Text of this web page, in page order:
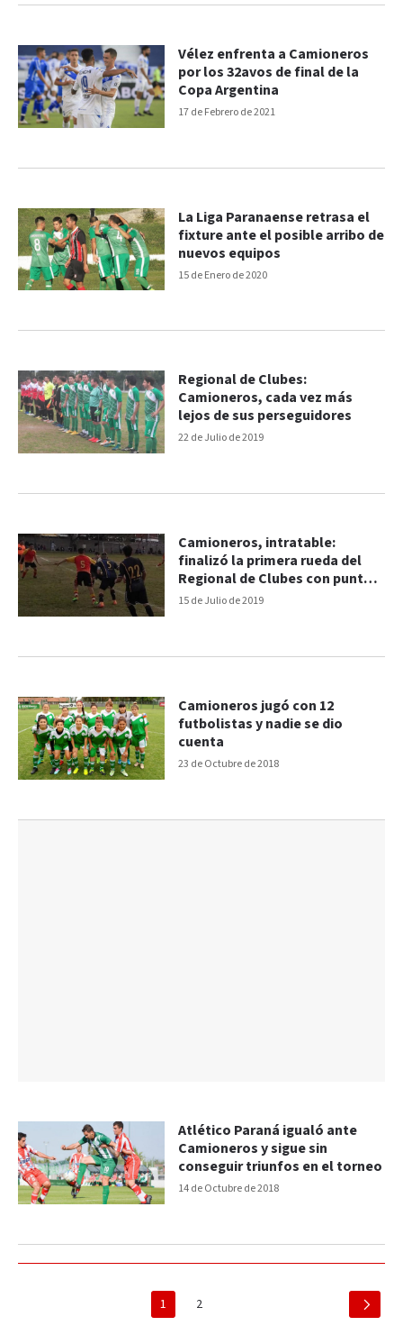
17 de Febrero de 2021
Vélez enfrenta a Camioneros
por los 32avos de final de la
Copa Argentina
15 de Enero de 2020
La Liga Paranaense retrasa el
fixture ante el posible arribo de
nuevos equipos
22 de Julio de 2019
Regional de Clubes:
Camioneros, cada vez más
lejos de sus perseguidores
15 de Julio de 2019
Camioneros, intratable:
finalizó la primera rueda del
Regional de Clubes con puntaje
ideal
23 de Octubre de 2018
Camioneros jugó con 12
futbolistas y nadie se dio
cuenta
14 de Octubre de 2018
Atlético Paraná igualó ante
Camioneros y sigue sin
conseguir triunfos en el torneo
1 2